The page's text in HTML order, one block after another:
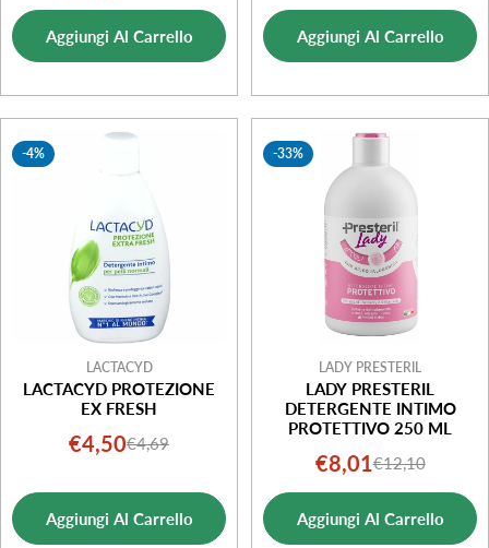
di
vendita
normale
Aggiungi Al Carrello
vendita
Aggiungi Al Carrello
-4%
LACTACYD
LACTACYD PROTEZIONE
EX FRESH
Prezzo
vendita
€4,50Prezzo
€4,69
Aggiungi Al Carrello
-33%
LADY PRESTERIL
LADY PRESTERIL
DETERGENTE INTIMO
PROTETTIVO 250 ML
Prezzo
di
vendita
€8,01Prezzo
normale
€12,10
Aggiungi Al Carrello